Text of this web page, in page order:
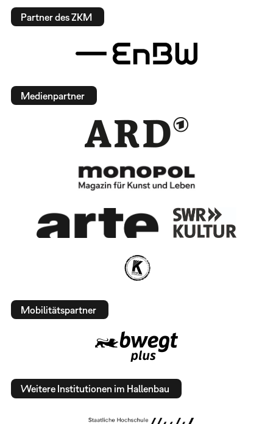
Partner des ZKM
Medienpartner
Mobilitätspartner
Weitere Institutionen im Hallenbau